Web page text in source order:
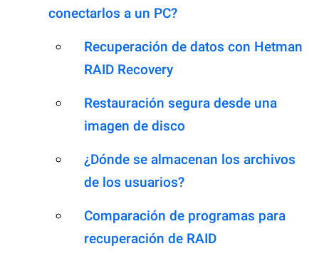
conectarlos a un PC?
Recuperación de datos con Hetman
RAID Recovery
Restauración segura desde una
imagen de disco
¿Dónde se almacenan los archivos
de los usuarios?
Comparación de programas para
recuperación de RAID